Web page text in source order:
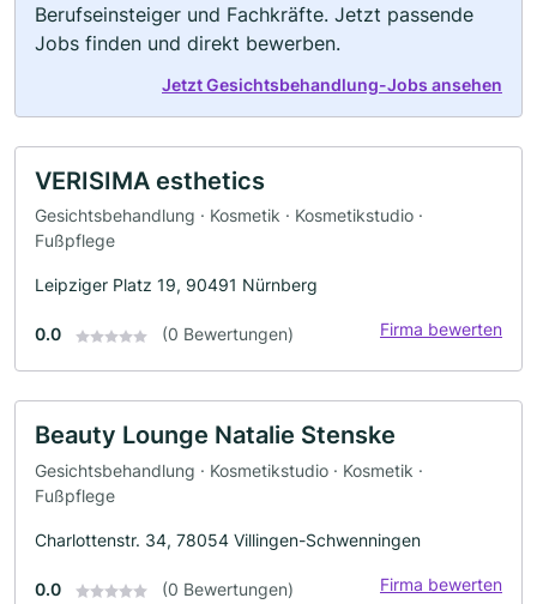
Berufseinsteiger und Fachkräfte. Jetzt passende
Jobs finden und direkt bewerben.
Jetzt Gesichtsbehandlung-Jobs ansehen
VERISIMA esthetics
Gesichtsbehandlung · Kosmetik · Kosmetikstudio ·
Fußpflege
Leipziger Platz 19, 90491 Nürnberg
0.0 (0 Bewertungen) Firma bewerten
Beauty Lounge Natalie Stenske
Gesichtsbehandlung · Kosmetikstudio · Kosmetik ·
Fußpflege
Charlottenstr. 34, 78054 Villingen-Schwenningen
0.0 (0 Bewertungen) Firma bewerten